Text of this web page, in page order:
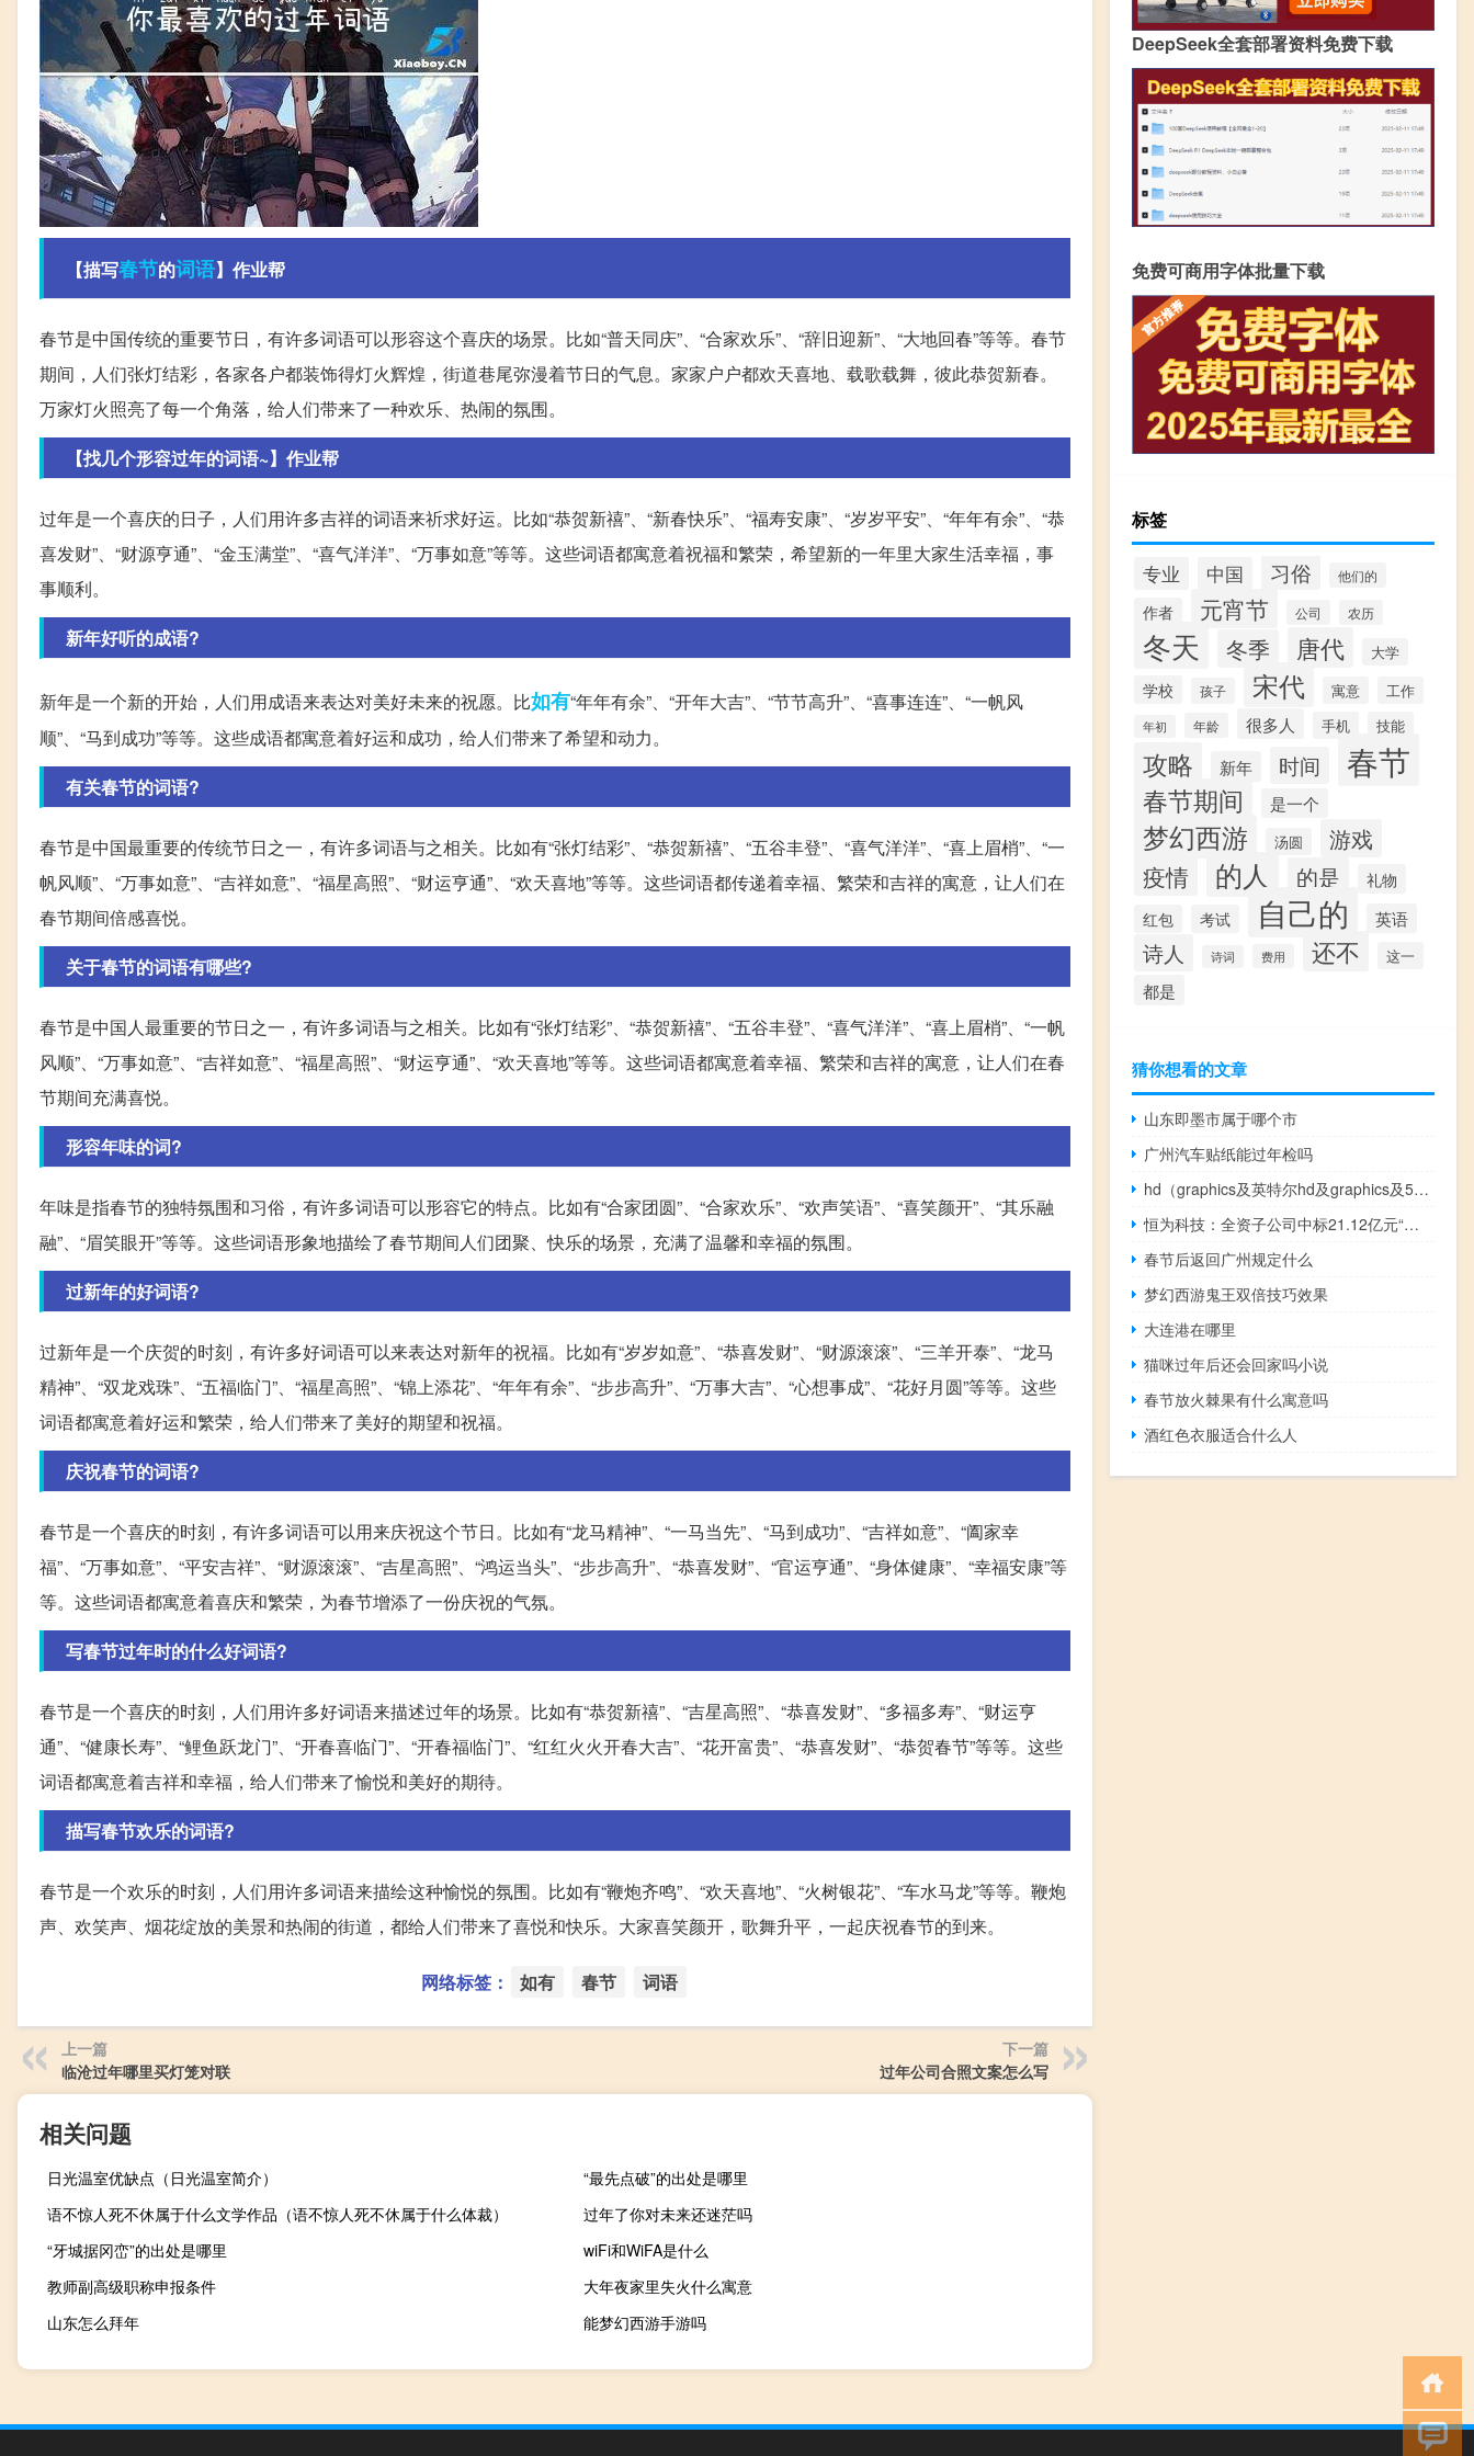
【描写春节的词语】作业帮
春节是中国传统的重要节日，有许多词语可以形容这个喜庆的场景。比如“普天同庆”、“合家欢乐”、“辞旧迎新”、“大地回春”等等。春节
期间，人们张灯结彩，各家各户都装饰得灯火辉煌，街道巷尾弥漫着节日的气息。家家户户都欢天喜地、载歌载舞，彼此恭贺新春。
万家灯火照亮了每一个角落，给人们带来了一种欢乐、热闹的氛围。
【找几个形容过年的词语~】作业帮
过年是一个喜庆的日子，人们用许多吉祥的词语来祈求好运。比如“恭贺新禧”、“新春快乐”、“福寿安康”、“岁岁平安”、“年年有余”、“恭
喜发财”、“财源亨通”、“金玉满堂”、“喜气洋洋”、“万事如意”等等。这些词语都寓意着祝福和繁荣，希望新的一年里大家生活幸福，事
事顺利。
新年好听的成语?
新年是一个新的开始，人们用成语来表达对美好未来的祝愿。比如有“年年有余”、“开年大吉”、“节节高升”、“喜事连连”、“一帆风
顺”、“马到成功”等等。这些成语都寓意着好运和成功，给人们带来了希望和动力。
有关春节的词语?
春节是中国最重要的传统节日之一，有许多词语与之相关。比如有“张灯结彩”、“恭贺新禧”、“五谷丰登”、“喜气洋洋”、“喜上眉梢”、“一
帆风顺”、“万事如意”、“吉祥如意”、“福星高照”、“财运亨通”、“欢天喜地”等等。这些词语都传递着幸福、繁荣和吉祥的寓意，让人们在
春节期间倍感喜悦。
关于春节的词语有哪些?
春节是中国人最重要的节日之一，有许多词语与之相关。比如有“张灯结彩”、“恭贺新禧”、“五谷丰登”、“喜气洋洋”、“喜上眉梢”、“一帆
风顺”、“万事如意”、“吉祥如意”、“福星高照”、“财运亨通”、“欢天喜地”等等。这些词语都寓意着幸福、繁荣和吉祥的寓意，让人们在春
节期间充满喜悦。
形容年味的词?
年味是指春节的独特氛围和习俗，有许多词语可以形容它的特点。比如有“合家团圆”、“合家欢乐”、“欢声笑语”、“喜笑颜开”、“其乐融
融”、“眉笑眼开”等等。这些词语形象地描绘了春节期间人们团聚、快乐的场景，充满了温馨和幸福的氛围。
过新年的好词语?
过新年是一个庆贺的时刻，有许多好词语可以来表达对新年的祝福。比如有“岁岁如意”、“恭喜发财”、“财源滚滚”、“三羊开泰”、“龙马
精神”、“双龙戏珠”、“五福临门”、“福星高照”、“锦上添花”、“年年有余”、“步步高升”、“万事大吉”、“心想事成”、“花好月圆”等等。这些
词语都寓意着好运和繁荣，给人们带来了美好的期望和祝福。
庆祝春节的词语?
春节是一个喜庆的时刻，有许多词语可以用来庆祝这个节日。比如有“龙马精神”、“一马当先”、“马到成功”、“吉祥如意”、“阖家幸
福”、“万事如意”、“平安吉祥”、“财源滚滚”、“吉星高照”、“鸿运当头”、“步步高升”、“恭喜发财”、“官运亨通”、“身体健康”、“幸福安康”等
等。这些词语都寓意着喜庆和繁荣，为春节增添了一份庆祝的气氛。
写春节过年时的什么好词语?
春节是一个喜庆的时刻，人们用许多好词语来描述过年的场景。比如有“恭贺新禧”、“吉星高照”、“恭喜发财”、“多福多寿”、“财运亨
通”、“健康长寿”、“鲤鱼跃龙门”、“开春喜临门”、“开春福临门”、“红红火火开春大吉”、“花开富贵”、“恭喜发财”、“恭贺春节”等等。这些
词语都寓意着吉祥和幸福，给人们带来了愉悦和美好的期待。
描写春节欢乐的词语?
春节是一个欢乐的时刻，人们用许多词语来描绘这种愉悦的氛围。比如有“鞭炮齐鸣”、“欢天喜地”、“火树银花”、“车水马龙”等等。鞭炮
声、欢笑声、烟花绽放的美景和热闹的街道，都给人们带来了喜悦和快乐。大家喜笑颜开，歌舞升平，一起庆祝春节的到来。
网络标签： 如有 春节 词语
上一篇
临沧过年哪里买灯笼对联
下一篇
过年公司合照文案怎么写
相关问题
日光温室优缺点（日光温室简介）
“最先点破”的出处是哪里
语不惊人死不休属于什么文学作品（语不惊人死不休属于什么体裁）
过年了你对未来还迷茫吗
“牙城据冈峦”的出处是哪里
wiFi和WiFA是什么
教师副高级职称申报条件
大年夜家里失火什么寓意
山东怎么拜年
能梦幻西游手游吗
DeepSeek全套部署资料免费下载
免费可商用字体批量下载
标签
专业 中国 习俗 他们的
作者 元宵节 公司 农历
冬天 冬季 唐代 大学
学校 孩子 宋代 寓意 工作
年初 年龄 很多人 手机 技能
攻略 新年 时间 春节
春节期间 是一个
梦幻西游 汤圆 游戏
疫情 的人 的是 礼物
红包 考试 自己的 英语
诗人 诗词 费用 还不 这一
都是
猜你想看的文章
山东即墨市属于哪个市
广州汽车贴纸能过年检吗
hd（graphics及英特尔hd及graphics及530显卡对比NVIDIA及GeForce及GT610及显卡哪个更好）
恒为科技：全资子公司中标21.12亿元“中贝通信 AI 算力一体机采购项目”
春节后返回广州规定什么
梦幻西游鬼王双倍技巧效果
大连港在哪里
猫咪过年后还会回家吗小说
春节放火棘果有什么寓意吗
酒红色衣服适合什么人